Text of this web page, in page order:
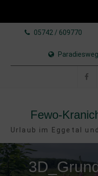
05742 / 609770
Fewo-
Urlaub im Eggetal